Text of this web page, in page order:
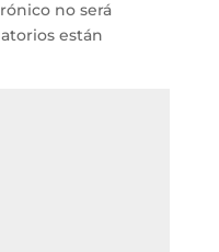
no será
están